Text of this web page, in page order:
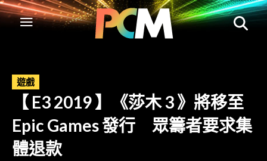
遊戲
【 E3 2019 】《莎木 3 》將移至
Epic Games 發行 眾籌者要求集
體退款